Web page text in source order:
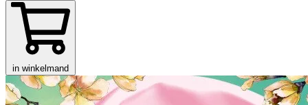
in winkelmand